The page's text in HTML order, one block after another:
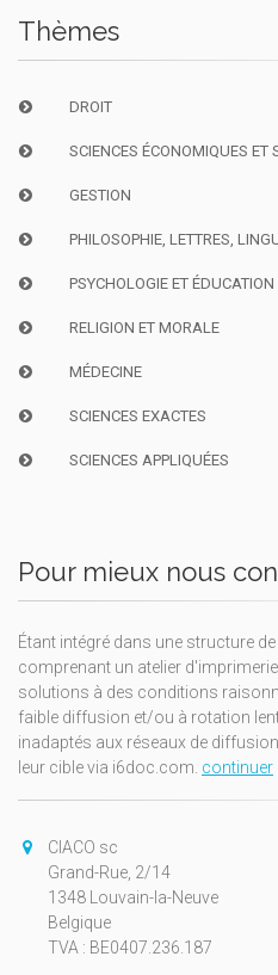
Thèmes
DROIT
SCIENCES ÉCONOMIQUES ET
GESTION
PHILOSOPHIE, LETTRES,
PSYCHOLOGIE ET ÉDUCATION
RELIGION ET MORALE
MÉDECINE
SCIENCES EXACTES
SCIENCES APPLIQUÉES
Pour mieux nous
Étant intégré dans une structure
comprenant un atelier
solutions à des conditions
faible diffusion et/ou à rotation
inadaptés aux réseaux de
leur cible via i6doc.com. continuer
CIACO sc
Grand-Rue, 2/14
1348 Louvain-la-Neuve
Belgique
TVA : BE0407.236.187